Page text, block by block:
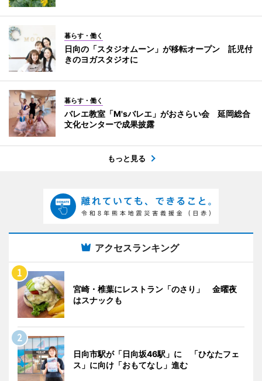
暮らす・働く
日向の「スタジオムーン」が移転オープン 託児付
きのヨガスタジオに
暮らす・働く
バレエ教室「M'sバレエ」がおさらい会 延岡総合
文化センターで成果披露
もっと見る
アクセスランキング
宮崎・椎葉にレストラン「のさり」 金曜夜
はスナックも
日向市駅が「日向坂46駅」に 「ひなたフェ
ス」に向け「おもてなし」進む